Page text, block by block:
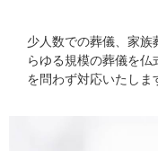
少人数での葬儀、家族
らゆる規模の葬儀を
を問わず対応いたしま